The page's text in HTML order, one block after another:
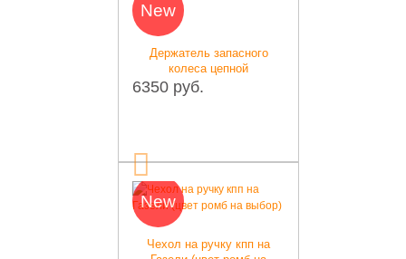
New
Держатель запасного
колеса цепной
6350 руб.
New
Чехол на ручку кпп на